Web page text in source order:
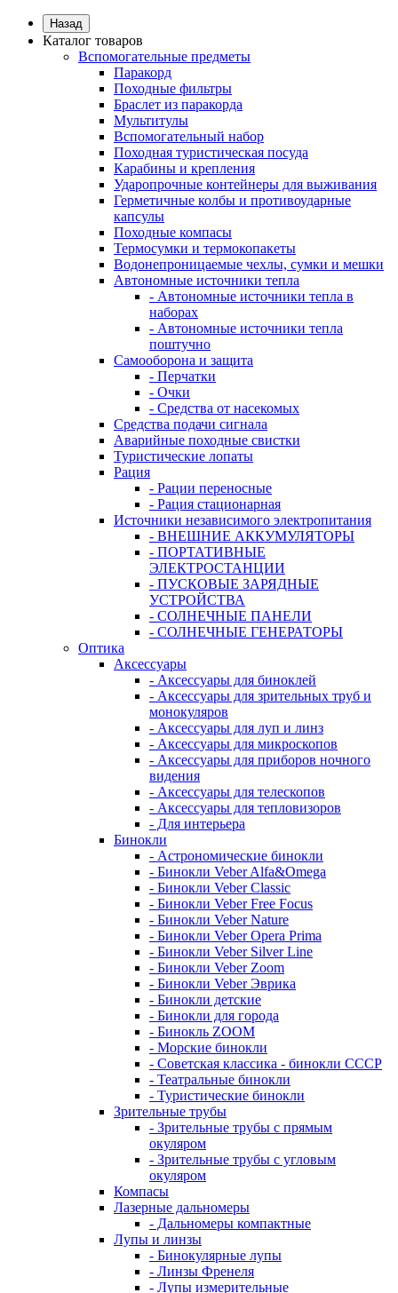
Назад
Каталог товаров
Вспомогательные предметы
Паракорд
Походные фильтры
Браслет из паракорда
Мультитулы
Вспомогательный набор
Походная туристическая посуда
Карабины и крепления
Ударопрочные контейнеры для выживания
Герметичные колбы и противоударные
капсулы
Походные компасы
Термосумки и термокопакеты
Водонепроницаемые чехлы, сумки и мешки
Автономные источники тепла
- Автономные источники тепла в
наборах
- Автономные источники тепла
поштучно
Самооборона и защита
- Перчатки
- Очки
- Средства от насекомых
Средства подачи сигнала
Аварийные походные свистки
Туристические лопаты
Рация
- Рации переносные
- Рация стационарная
Источники независимого электропитания
- ВНЕШНИЕ АККУМУЛЯТОРЫ
- ПОРТАТИВНЫЕ
ЭЛЕКТРОСТАНЦИИ
- ПУСКОВЫЕ ЗАРЯДНЫЕ
УСТРОЙСТВА
- СОЛНЕЧНЫЕ ПАНЕЛИ
- СОЛНЕЧНЫЕ ГЕНЕРАТОРЫ
Оптика
Аксессуары
- Аксессуары для биноклей
- Аксессуары для зрительных труб и
монокуляров
- Аксессуары для луп и линз
- Аксессуары для микроскопов
- Аксессуары для приборов ночного
видения
- Аксессуары для телескопов
- Аксессуары для тепловизоров
- Для интерьера
Бинокли
- Астрономические бинокли
- Бинокли Veber Alfa&Omega
- Бинокли Veber Classic
- Бинокли Veber Free Focus
- Бинокли Veber Nature
- Бинокли Veber Opera Prima
- Бинокли Veber Silver Line
- Бинокли Veber Zoom
- Бинокли Veber Эврика
- Бинокли детские
- Бинокли для города
- Бинокль ZOOM
- Морские бинокли
- Советская классика - бинокли СССР
- Театральные бинокли
- Туристические бинокли
Зрительные трубы
- Зрительные трубы с прямым
окуляром
- Зрительные трубы с угловым
окуляром
Компасы
Лазерные дальномеры
- Дальномеры компактные
Лупы и линзы
- Бинокулярные лупы
- Линзы Френеля
- Лупы измерительные